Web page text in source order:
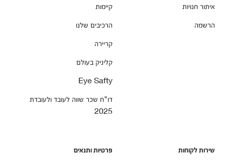
איתור חנויות
הרשמה
קיימות
הרכיבים שלנו
קריירה
קליניק בעולם
Eye Safty
דו"ח שכר שווה לעובד ולעובדת
2025
שירות לקוחות פרטיות ותנאים